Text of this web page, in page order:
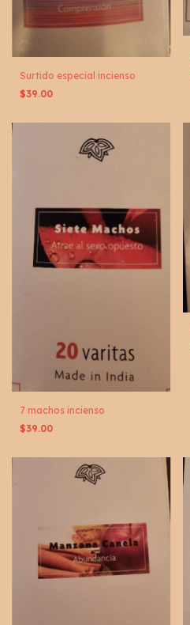
Surtido especial incienso
$39.00
7 machos incienso
$39.00